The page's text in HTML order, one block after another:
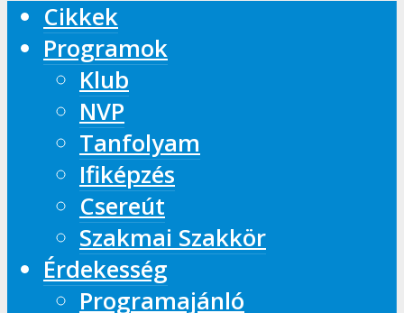
Cikkek
Programok
Klub
NVP
Tanfolyam
Ifiképzés
Csereút
Szakmai Szakkör
Érdekesség
Programajánló